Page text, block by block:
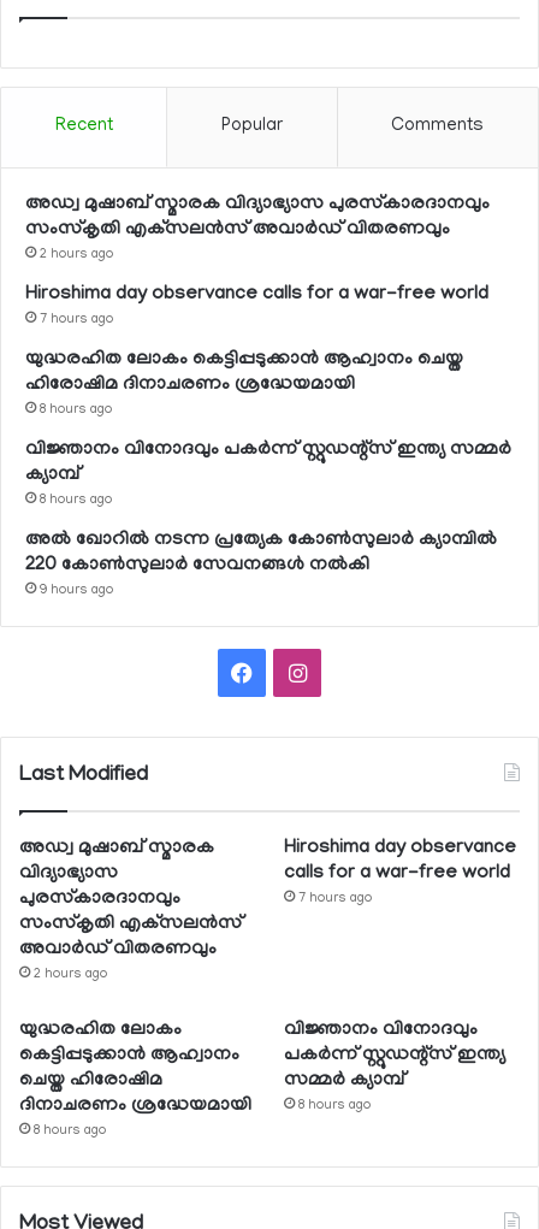
Recent Popular Comments
അഡ്വ മുഷാബ് സ്മാരക വിദ്യാഭ്യാസ പുരസ്‌കാരദാനവും
സംസ്‌കൃതി എക്‌സലന്‍സ് അവാര്‍ഡ് വിതരണവും
2 hours ago
Hiroshima day observance calls for a war-free world
7 hours ago
യുദ്ധരഹിത ലോകം കെട്ടിപ്പടുക്കാന്‍ ആഹ്വാനം ചെയ്ത
ഹിരോഷിമ ദിനാചരണം ശ്രദ്ധേയമായി
8 hours ago
വിജ്ഞാനം വിനോദവും പകര്‍ന്ന് സ്റ്റുഡന്റ്‌സ് ഇന്ത്യ സമ്മര്‍
ക്യാമ്പ്
8 hours ago
അല്‍ ഖോറില്‍ നടന്ന പ്രത്യേക കോണ്‍സുലാര്‍ ക്യാമ്പില്‍
220 കോണ്‍സുലാര്‍ സേവനങ്ങള്‍ നല്‍കി
9 hours ago
FacebookInstagram
Last Modified
അഡ്വ മുഷാബ് സ്മാരക
വിദ്യാഭ്യാസ
പുരസ്‌കാരദാനവും
സംസ്‌കൃതി എക്‌സലന്‍സ്
അവാര്‍ഡ് വിതരണവും
2 hours ago
Hiroshima day observance
calls for a war-free world
7 hours ago
യുദ്ധരഹിത ലോകം
കെട്ടിപ്പടുക്കാന്‍ ആഹ്വാനം
ചെയ്ത ഹിരോഷിമ
ദിനാചരണം ശ്രദ്ധേയമായി
8 hours ago
വിജ്ഞാനം വിനോദവും
പകര്‍ന്ന് സ്റ്റുഡന്റ്‌സ് ഇന്ത്യ
സമ്മര്‍ ക്യാമ്പ്
8 hours ago